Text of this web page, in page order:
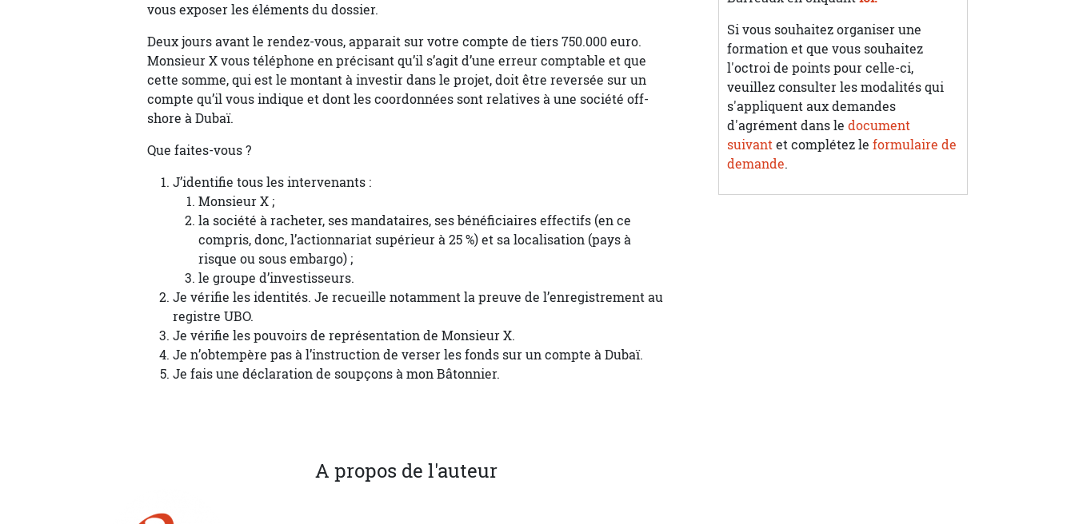
vous exposer les éléments du dossier.
Deux jours avant le rendez-vous, apparait sur votre compte de tiers 750.000 euro.
Monsieur X vous téléphone en précisant qu’il s’agit d’une erreur comptable et que
cette somme, qui est le montant à investir dans le projet, doit être reversée sur un
compte qu’il vous indique et dont les coordonnées sont relatives à une société off-
shore à Dubaï.
Que faites-vous ?
J’identifie tous les intervenants :
Monsieur X ;
la société à racheter, ses mandataires, ses bénéficiaires effectifs (en ce
compris, donc, l’actionnariat supérieur à 25 %) et sa localisation (pays à
risque ou sous embargo) ;
le groupe d’investisseurs.
Je vérifie les identités. Je recueille notamment la preuve de l’enregistrement au
registre UBO.
Je vérifie les pouvoirs de représentation de Monsieur X.
Je n’obtempère pas à l’instruction de verser les fonds sur un compte à Dubaï.
Je fais une déclaration de soupçons à mon Bâtonnier.
A propos de l'auteur
Si vous souhaitez organiser une
formation et que vous souhaitez
l'octroi de points pour celle-ci,
veuillez consulter les modalités qui
s'appliquent aux demandes
d'agrément dans ledocument
suivantet complétez leformulaire de
demande.